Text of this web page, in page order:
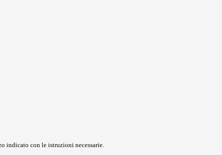
indicato con le istruzioni necessarie.